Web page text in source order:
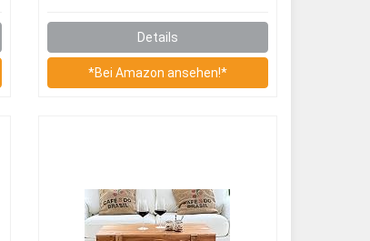
Details
*Bei Amazon ansehen!*